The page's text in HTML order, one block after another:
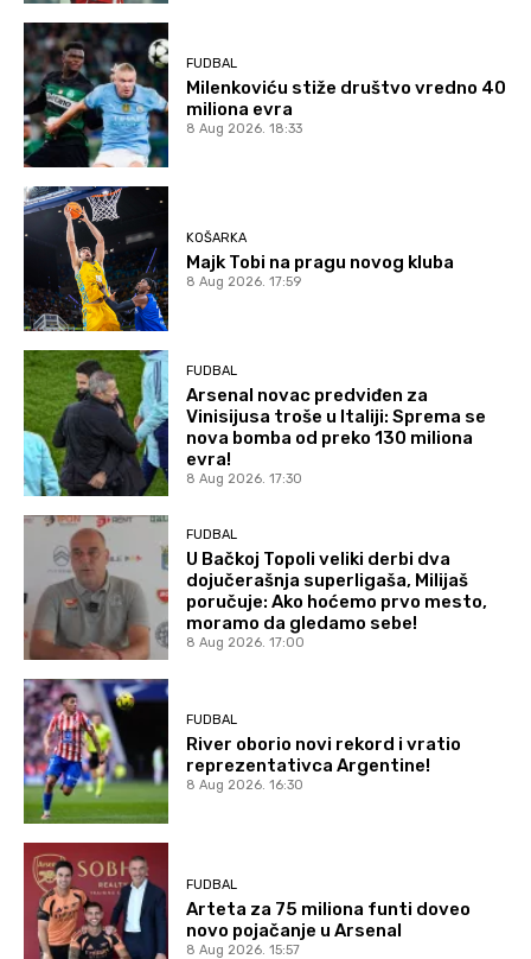
FUDBAL
Milenkoviću stiže društvo vredno 40
miliona evra
8 Aug 2026. 18:33
KOŠARKA
Majk Tobi na pragu novog kluba
8 Aug 2026. 17:59
FUDBAL
Arsenal novac predviđen za
Vinisijusa troše u Italiji: Sprema se
nova bomba od preko 130 miliona
evra!
8 Aug 2026. 17:30
FUDBAL
U Bačkoj Topoli veliki derbi dva
dojučerašnja superligaša, Milijaš
poručuje: Ako hoćemo prvo mesto,
moramo da gledamo sebe!
8 Aug 2026. 17:00
FUDBAL
River oborio novi rekord i vratio
reprezentativca Argentine!
8 Aug 2026. 16:30
FUDBAL
Arteta za 75 miliona funti doveo
novo pojačanje u Arsenal
8 Aug 2026. 15:57